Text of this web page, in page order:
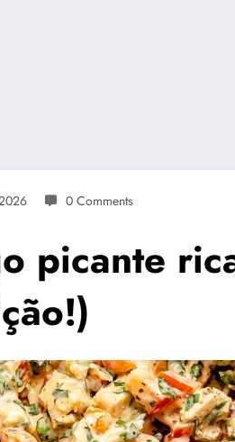
0 Comments
picante